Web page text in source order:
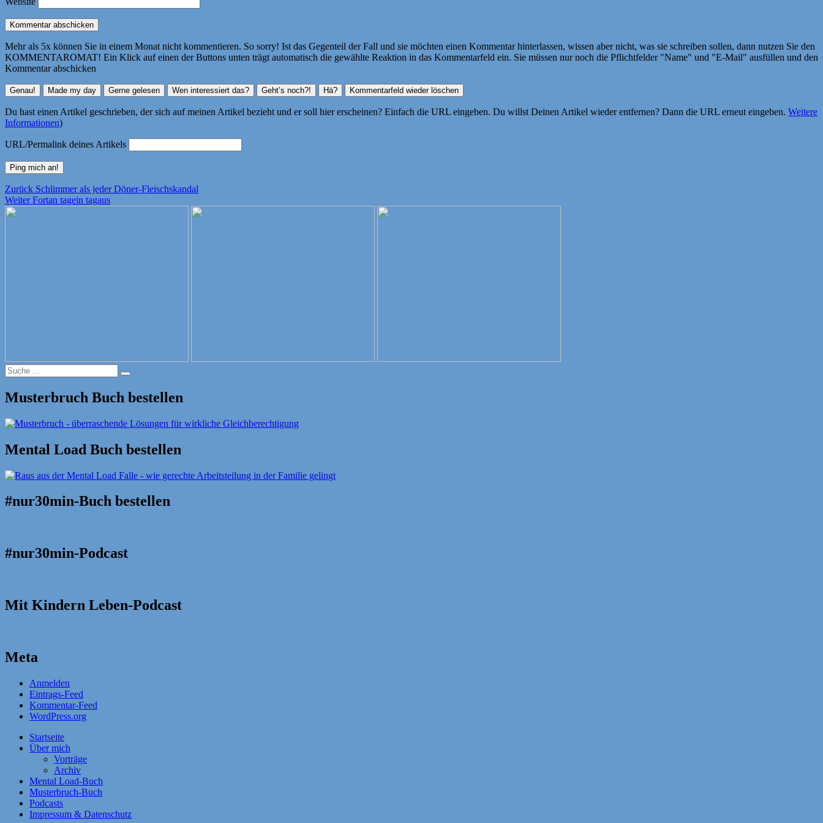
Mehr als 5x können Sie in einem Monat nicht kommentieren. So sorry! Ist das Gegenteil der Fall und sie möchten einen Kommentar hinterlassen, wissen aber nicht, was sie schreiben sollen, dann nutzen Sie den
KOMMENTAROMAT! Ein Klick auf einen der Buttons unten trägt automatisch die gewählte Reaktion in das Kommentarfeld ein. Sie müssen nur noch die Pflichtfelder "Name" und "E-Mail" ausfüllen und den
Kommentar abschicken
Du hast einen Artikel geschrieben, der sich auf meinen Artikel bezieht und er soll hier erscheinen? Einfach die URL eingeben. Du willst Deinen Artikel wieder entfernen? Dann die URL erneut eingeben. Weitere
Informationen)
URL/Permalink deines Artikels
Beitragsnavigation
Zurück Vorheriger
Beitrag:
Schlimmer als jeder Döner-Fleischskandal
Weiter Nächster
Fortan tagein tagaus
Suche
nach:
Suche
Musterbruch Buch bestellen
Mental Load Buch bestellen
#nur30min-Buch bestellen
#nur30min-Podcast
Mit Kindern Leben-Podcast
Meta
Anmelden
Eintrags-Feed
Kommentar-Feed
WordPress.org
Startseite
Über mich
Vorträge
Archiv
Mental Load-Buch
Musterbruch-Buch
Podcasts
Impressum & Datenschutz